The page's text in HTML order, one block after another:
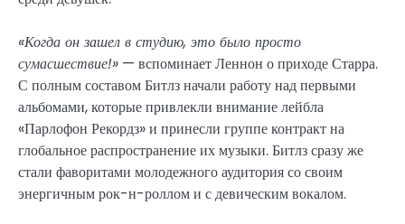
«Когда он зашел в студию, это было просто
сумасшествие!» — вспоминает Леннон о приходе Старра.
С полным составом Битлз начали работу над первыми
альбомами, которые привлекли внимание лейбла
«Парлофон Рекордз» и принесли группе контракт на
глобальное распространение их музыки. Битлз сразу же
стали фаворитами молодежного аудитория со своим
энергичным рок-н-роллом и с девическим вокалом.